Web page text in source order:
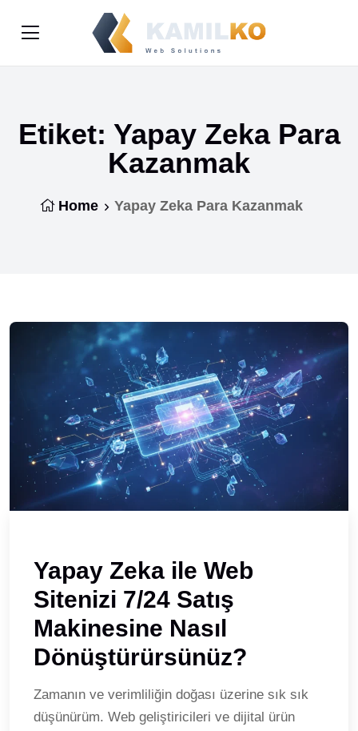
Etiket: Yapay Zeka Para
Kazanmak
Home Yapay Zeka Para Kazanmak
Yapay Zeka ile Web
Sitenizi 7/24 Satış
Makinesine Nasıl
Dönüştürürsünüz?
Zamanın ve verimliliğin doğası üzerine sık sık
düşünürüm. Web geliştiricileri ve dijital ürün